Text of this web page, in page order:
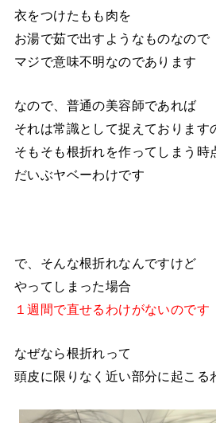
衣をつけたもも肉を
お湯で茹で出すようなものなので
マジで意味不明なのであります
なので、普通の美容師であれば
それは常識として捉えております
そもそも根折れを作ってしまう時
だいぶヤベーわけです
で、そんな根折れなんですけど
やってしまった場合
１週間で直せるわけがないのです
なぜなら根折れって
頭皮に限りなく近い部分に起こる